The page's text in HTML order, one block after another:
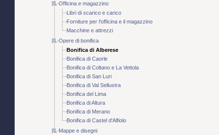
Officina e magazzino
Libri di scarico e carico
Forniture per l'officina e il magazzino
Macchine e attrezzi
Opere di bonifica
Bonifica di Alberese
Bonifica di Caorle
Bonifica di Coltano e La Vettola
Bonifica di San Luri
Bonifica di Val Sellustra
Bonifica del Lima
Bonifica di Altura
Bonifica di Merano
Bonifica di Castel d'Alfiolo
Mappe e disegni